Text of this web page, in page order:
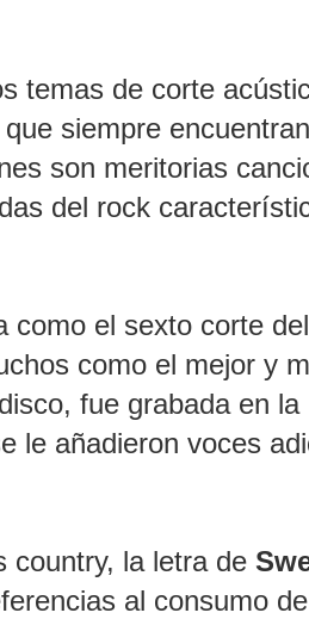
temas de corte
siempre
son meritorias
del rock
como el sexto corte
como el mejor y
fue grabada en la
le añadieron voces
country, la letra de
al consumo